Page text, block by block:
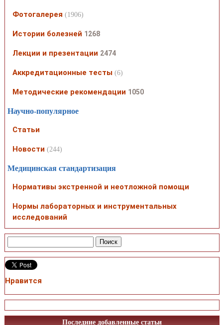
Фотогалерея (1906)
Истории болезней 1268
Лекции и презентации 2474
Аккредитационные тесты (6)
Методические рекомендации 1050
Научно-популярное
Статьи
Новости (244)
Медицинская стандартизация
Нормативы экстренной и неотложной помощи
Нормы лабораторных и инструментальных
исследований
Нравится
Последние добавленные статьи